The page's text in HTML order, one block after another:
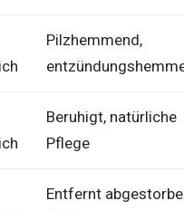
Pilzhemmend,
Beruhigt, natürliche
Pflege
Entfernt